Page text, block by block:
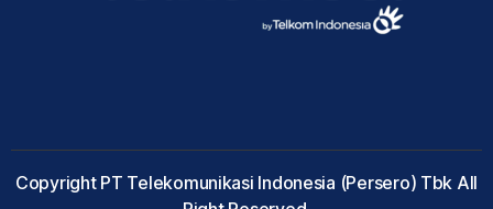
Copyright PT Telekomunikasi Indonesia (Persero) Tbk All